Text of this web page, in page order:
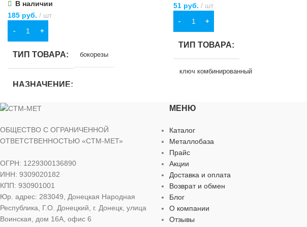
В наличии
185 руб. шт
В КОРЗИНУ
ТИП ТОВАРА бокорезы
НАЗНАЧЕНИЕ
для хозяйственно-бытовых нужд
МАТЕРИАЛ металл,пластик
ШИРИНА 80 мм
51руб. шт
В КОРЗИНУ
ТИП ТОВАРА
ключ комбинированный
РАЗМЕР КЛЮЧА
МАТЕРИАЛ
хромованадиевая сталь (CrV)
ОБЩЕСТВО С ОГРАНИЧЕННОЙ
ОТВЕТСТВЕННОСТЬЮ «СТМ-МЕТ»
ОГРН: 1229300136890
ИНН: 9309020182
КПП: 930901001
Юр. адрес: 283049, Донецкая Народная
Республика, Г.О. Донецкий, г. Донецк, улица
Воинская, дом 16А, офис 6
МЕНЮ
Каталог
Металлобаза
Прайс
Акции
Доставка и оплата
Возврат и обмен
Блог
О компании
Отзывы